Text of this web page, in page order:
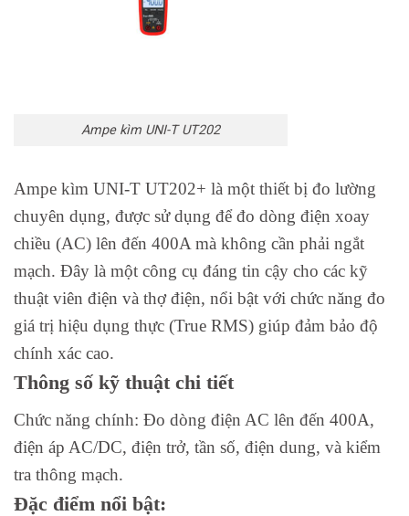
Ampe kìm UNI-T UT202
Ampe kìm UNI-T UT202+ là một thiết bị đo lường
chuyên dụng, được sử dụng để đo dòng điện xoay
chiều (AC) lên đến 400A mà không cần phải ngắt
mạch. Đây là một công cụ đáng tin cậy cho các kỹ
thuật viên điện và thợ điện, nổi bật với chức năng đo
giá trị hiệu dụng thực (True RMS) giúp đảm bảo độ
chính xác cao.
Thông số kỹ thuật chi tiết
Chức năng chính: Đo dòng điện AC lên đến 400A,
điện áp AC/DC, điện trở, tần số, điện dung, và kiểm
tra thông mạch.
Đặc điểm nổi bật: